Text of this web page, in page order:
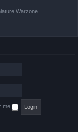
Warzone
me